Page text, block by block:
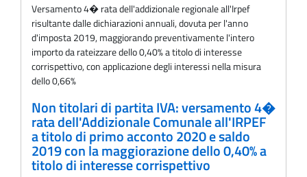
Versamento 4� rata dell'addizionale regionale all'Irpef
risultante dalle dichiarazioni annuali, dovuta per l'anno
d'imposta 2019, maggiorando preventivamente l'intero
importo da rateizzare dello 0,40% a titolo di interesse
corrispettivo, con applicazione degli interessi nella misura
dello 0,66%
Non titolari di partita IVA: versamento 4�
rata dell'Addizionale Comunale all'IRPEF
a titolo di primo acconto 2020 e saldo
2019 con la maggiorazione dello 0,40% a
titolo di interesse corrispettivo